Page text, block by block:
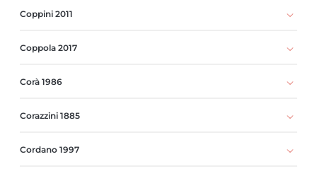
Coppini 2011
Coppola 2017
Corà 1986
Corazzini 1885
Cordano 1997